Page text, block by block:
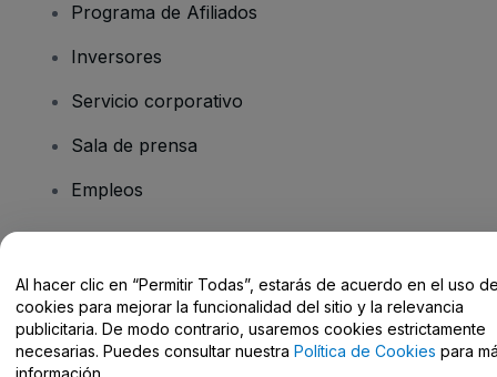
Programa de Afiliados
Inversores
Servicio corporativo
Sala de prensa
Empleos
Centro de Ayuda / Contacto
Al hacer clic en “Permitir Todas”, estarás de acuerdo en el uso
cookies para mejorar la funcionalidad del sitio y la relevancia
publicitaria. De modo contrario, usaremos cookies estrictamente
necesarias. Puedes consultar nuestra Política de Cookies para
información.